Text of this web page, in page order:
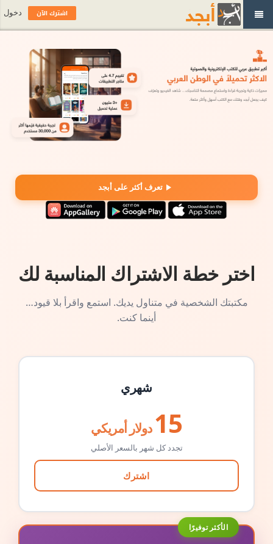
تعرف أكثر على أبجد
اختر خطة الاشتراك المناسبة لك
مكتبتك الشخصية في متناول يديك. استمع واقرأ بلا قيود…
أينما كنت.
شهري
15 دولار أمريكي
تجدد كل شهر بالسعر الأصلي
اشترك
الأكثر توفيرًا
اشترك الآن دخول